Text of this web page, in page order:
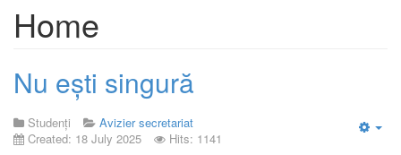
Home
Nu ești singură
Studenți
Avizier secretariat
Created: 18 July 2025
Hits: 1141